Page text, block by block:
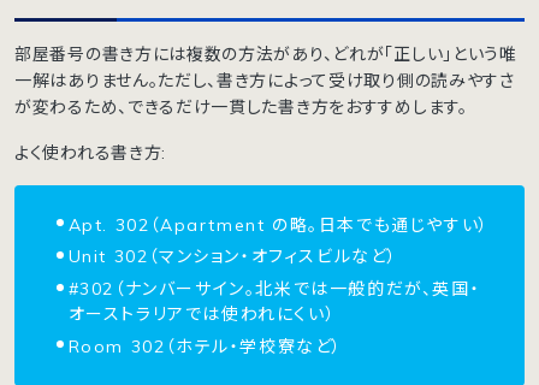
部屋番号の書き方には複数の方法があり、どれが「正しい」という唯
一解はありません。ただし、書き方によって受け取り側の読みやすさ
が変わるため、できるだけ一貫した書き方をおすすめします。
よく使われる書き方:
Apt. 302（Apartment の略。日本でも通じやすい）
Unit 302（マンション・オフィスビルなど）
#302（ナンバーサイン。北米では一般的だが、英国・
オーストラリアでは使われにくい）
Room 302（ホテル・学校寮など）